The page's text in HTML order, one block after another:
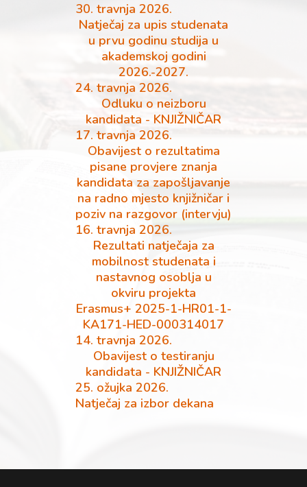
30. travnja 2026.
Natječaj za upis studenata
u prvu godinu studija u
akademskoj godini
2026.-2027.
24. travnja 2026.
Odluku o neizboru
kandidata - KNJIŽNIČAR
17. travnja 2026.
Obavijest o rezultatima
pisane provjere znanja
kandidata za zapošljavanje
na radno mjesto knjižničar i
poziv na razgovor (intervju)
16. travnja 2026.
Rezultati natječaja za
mobilnost studenata i
nastavnog osoblja u
okviru projekta
Erasmus+ 2025-1-HR01-1-
KA171-HED-000314017
14. travnja 2026.
Obavijest o testiranju
kandidata - KNJIŽNIČAR
25. ožujka 2026.
Natječaj za izbor dekana